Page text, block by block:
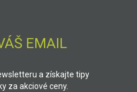
EMAIL
a získajte tipy
za akciové ceny.